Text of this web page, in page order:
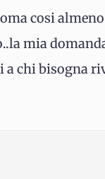
cosi
mia
a chi bisogna